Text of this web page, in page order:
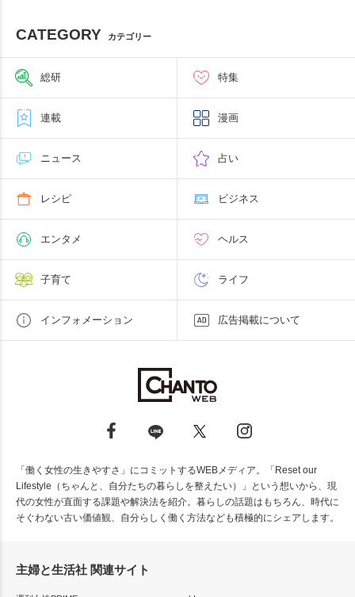
CATEGORY カテゴリー
総研 特集
連載 漫画
ニュース 占い
レシピ ビジネス
エンタメ ヘルス
子育て ライフ
インフォメーション 広告掲載について
「働く女性の生きやすさ」にコミットするWEBメディア。「Reset our
Lifestyle（ちゃんと、自分たちの暮らしを整えたい）」という想いから、現
代の女性が直面する課題や解決法を紹介。暮らしの話題はもちろん、時代に
そぐわない古い価値観、自分らしく働く方法なども積極的にシェアします。
主婦と生活社 関連サイト